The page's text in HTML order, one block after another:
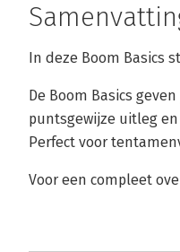
In deze Boom Basics
De Boom Basics
puntsgewijze uitleg
Perfect voor
Voor een compleet